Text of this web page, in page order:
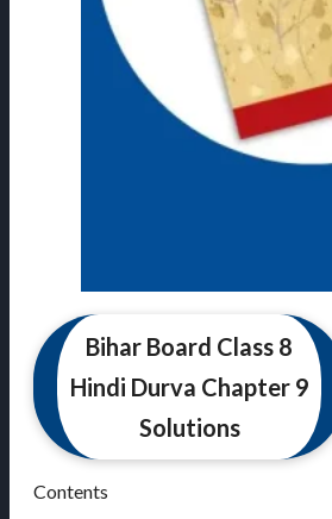
Bihar Board Class 8
Hindi Durva Chapter 9
Solutions
Contents